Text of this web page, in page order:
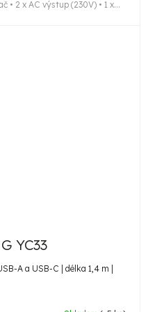
• 2 x AC výstup (230V) • 1 x...
YC33
A a USB-C | délka 1,4 m |